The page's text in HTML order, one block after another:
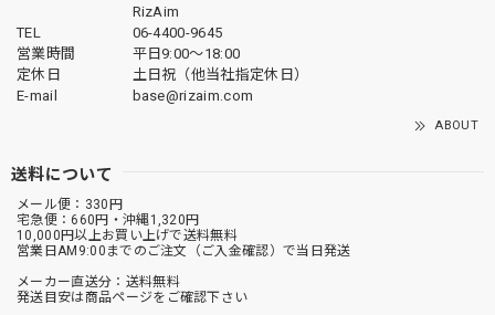
RizAim
TEL
06-4400-9645
営業時間
平日9:00～18:00
定休日
土日祝（他当社指定休日）
E-mail
base@rizaim.com
ABOUT
送料について
メール便：330円
宅急便：660円・沖縄1,320円
10,000円以上お買い上げで送料無料
営業日AM9:00までのご注文（ご入金確認）で当日発送
メーカー直送分：送料無料
発送目安は商品ページをご確認下さい